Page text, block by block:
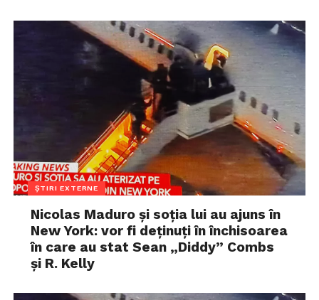
ȘTIRI EXTERNE
Nicolas Maduro și soția lui au ajuns în
New York: vor fi deținuți în închisoarea
în care au stat Sean „Diddy” Combs
și R. Kelly